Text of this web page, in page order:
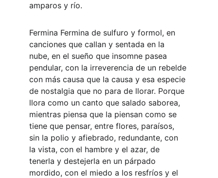
amparos y río.
Fermina Fermina de sulfuro y formol, en
canciones que callan y sentada en la
nube, en el sueño que insomne pasea
pendular, con la irreverencia de un rebelde
con más causa que la causa y esa especie
de nostalgia que no para de llorar. Porque
llora como un canto que salado saborea,
mientras piensa que la piensan como se
tiene que pensar, entre flores, paraísos,
sin la polio y afiebrado, redundante, con
la vista, con el hambre y el azar, de
tenerla y destejerla en un párpado
mordido, con el miedo a los resfríos y el